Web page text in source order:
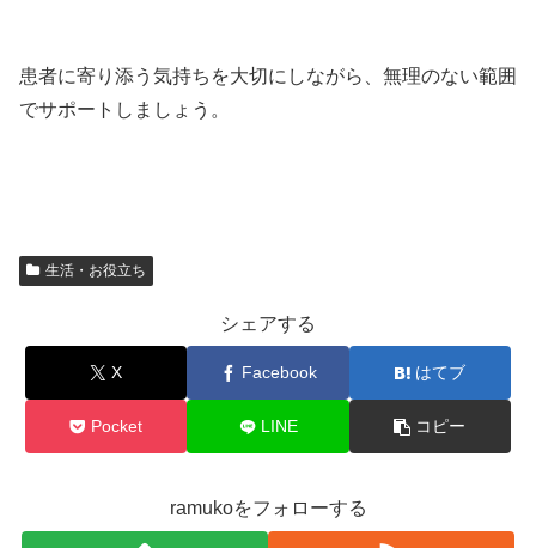
患者に寄り添う気持ちを大切にしながら、無理のない範囲
でサポートしましょう。
生活・お役立ち
シェアする
X Facebook はてブ
Pocket LINE コピー
ramukoをフォローする